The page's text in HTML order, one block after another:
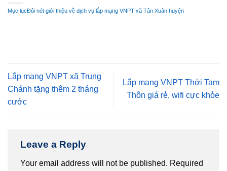
Mục lụcĐôi nét giới thiệu về dịch vụ lắp mạng VNPT xã Tân Xuân huyện
Lắp mạng VNPT xã Trung
Chánh tặng thêm 2 tháng
cước
Lắp mạng VNPT Thới Tam
Thôn giá rẻ, wifi cực khỏe
Leave a Reply
Your email address will not be published. Required